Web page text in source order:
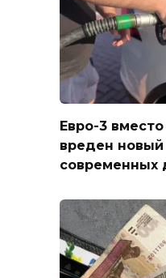
Евро-3
вреден
современных